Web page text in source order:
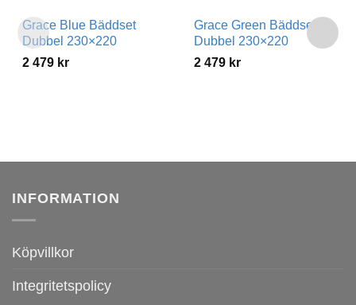
Grace Blue Bäddset
Dubbel 230×220
2 479 kr
Grace Green Bäddset
Dubbel 230×220
2 479 kr
INFORMATION
Köpvillkor
Integritetspolicy